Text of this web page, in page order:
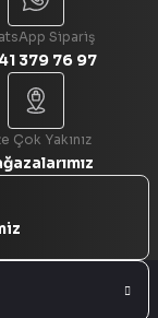
Sipariş
379 76 97
Çok Yakınız